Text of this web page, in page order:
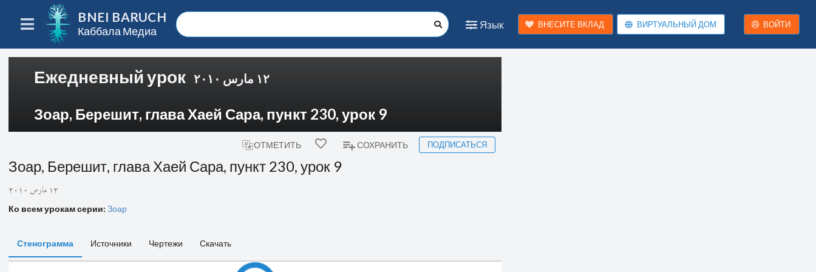
BNEI BARUCH
Каббала Медиа
Язык ВНЕСИТЕ ВКЛАД ВИРТУАЛЬНЫЙ ДОМ ВОЙТИ
Ежедневный урок ١٢ مارس ٢٠١٠
Зоар, Берешит, глава Хаей Сара, пункт 230, урок 9
ОТМЕТИТЬ СОХРАНИТЬ ПОДПИСАТЬСЯ
Зоар, Берешит, глава Хаей Сара, пункт 230, урок 9
١٢ مارس ٢٠١٠
Ко всем урокам серии: Зоар
Стенограмма Источники Чертежи Скачать